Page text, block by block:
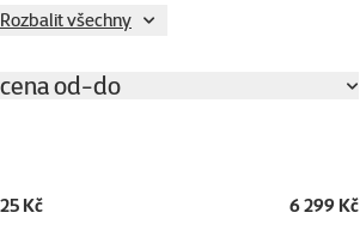
Rozbalit všechny
cena od-do
25 Kč 6 299 Kč